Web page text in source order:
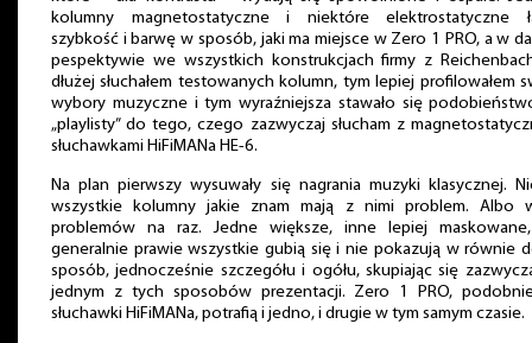
kolumny magnetostatyczne i niektóre elektrostatyczne
szybkość i barwę w sposób, jaki ma miejsce w Zero 1 PRO, a w
pespektywie we wszystkich konstrukcjach firmy z
dłużej słuchałem testowanych kolumn, tym lepiej profilowałem
wybory muzyczne i tym wyraźniejsza stawało się
„playlisty” do tego, czego zazwyczaj słucham z
słuchawkami HiFiMANa HE-6.
Na plan pierwszy wysuwały się nagrania muzyki klasycznej.
wszystkie kolumny jakie znam mają z nimi problem. Albo
problemów na raz. Jedne większe, inne lepiej
generalnie prawie wszystkie gubią się i nie pokazują w równie
sposób, jednocześnie szczegółu i ogółu, skupiając się
jednym z tych sposobów prezentacji. Zero 1 PRO,
słuchawki HiFiMANa, potrafią i jedno, i drugie w tym samym czasie.